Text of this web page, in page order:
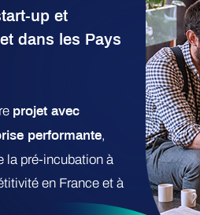
up et
dans les Pays
projet avec
performante,
la pré-incubation à
en France et à